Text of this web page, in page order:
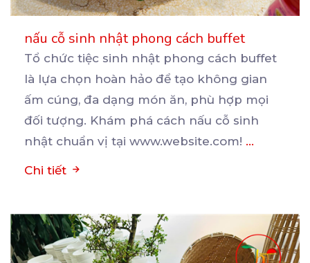
nấu cỗ sinh nhật phong cách buffet
Tổ chức tiệc sinh nhật phong cách buffet
là lựa chọn hoàn hảo để tạo không gian
ấm cúng, đa dạng món ăn, phù hợp mọi
đối tượng. Khám phá cách nấu cỗ sinh
nhật chuẩn vị tại www.website.com! ...
Chi tiết